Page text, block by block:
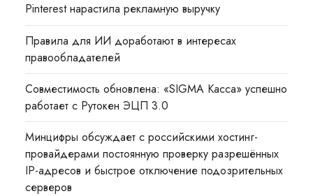
Pinterest нарастила рекламную выручку
Правила для ИИ доработают в интересах
правообладателей
Совместимость обновлена: «SIGMA Касса» успешно
работает с Рутокен ЭЦП 3.0
Минцифры обсуждает с российскими хостинг-
провайдерами постоянную проверку разрешённых
IP-адресов и быстрое отключение подозрительных
серверов